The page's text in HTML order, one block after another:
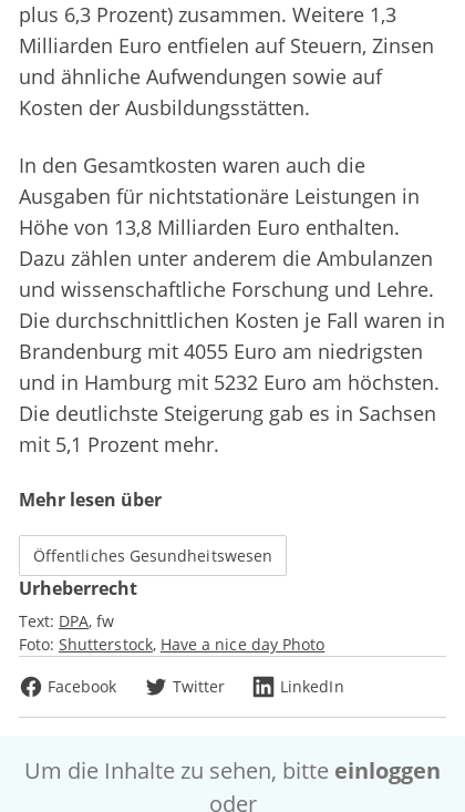
plus 6,3 Prozent) zusammen. Weitere 1,3
Milliarden Euro entfielen auf Steuern, Zinsen
und ähnliche Aufwendungen sowie auf
Kosten der Ausbildungsstätten.
In den Gesamtkosten waren auch die
Ausgaben für nichtstationäre Leistungen in
Höhe von 13,8 Milliarden Euro enthalten.
Dazu zählen unter anderem die Ambulanzen
und wissenschaftliche Forschung und Lehre.
Die durchschnittlichen Kosten je Fall waren in
Brandenburg mit 4055 Euro am niedrigsten
und in Hamburg mit 5232 Euro am höchsten.
Die deutlichste Steigerung gab es in Sachsen
mit 5,1 Prozent mehr.
Mehr lesen über
Öffentliches Gesundheitswesen
Urheberrecht
Text: DPA fw
Foto: Shutterstock Have a nice day Photo
Facebook
Twitter LinkedIn
Um die Inhalte zu sehen, bitte einloggen
oder